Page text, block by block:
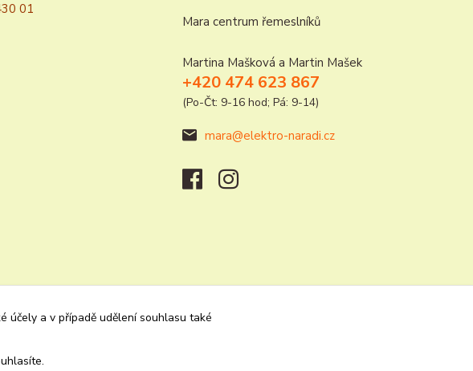
01
Mara centrum řemeslníků
Martina Mašková a Martin Mašek
+420 474 623 867
(Po-Čt: 9-16 hod; Pá: 9-14)
mara@elektro-naradi.cz
účely a v případě udělení souhlasu také